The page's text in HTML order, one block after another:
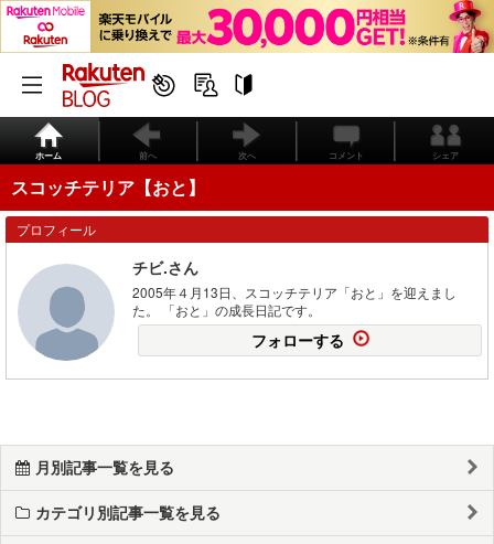
ホーム 前へ 次へ コメント シェア
スコッチテリア【おと】
プロフィール
チビ.さん
2005年４月13日、スコッチテリア「おと」を迎えまし
た。 「おと」の成長日記です。
フォローする
月別記事一覧を見る
カテゴリ別記事一覧を見る